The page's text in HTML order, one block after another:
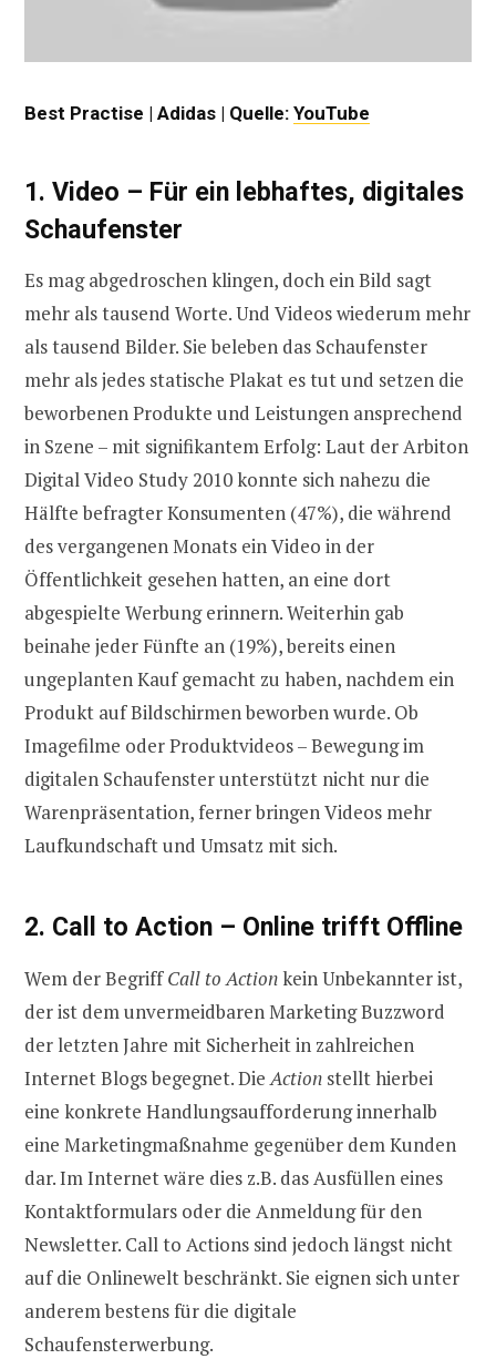
Best Practise | Adidas | Quelle: YouTube
1. Video – Für ein lebhaftes, digitales
Schaufenster
Es mag abgedroschen klingen, doch ein Bild sagt
mehr als tausend Worte. Und Videos wiederum mehr
als tausend Bilder. Sie beleben das Schaufenster
mehr als jedes statische Plakat es tut und setzen die
beworbenen Produkte und Leistungen ansprechend
in Szene – mit signifikantem Erfolg: Laut der Arbiton
Digital Video Study 2010 konnte sich nahezu die
Hälfte befragter Konsumenten (47%), die während
des vergangenen Monats ein Video in der
Öffentlichkeit gesehen hatten, an eine dort
abgespielte Werbung erinnern. Weiterhin gab
beinahe jeder Fünfte an (19%), bereits einen
ungeplanten Kauf gemacht zu haben, nachdem ein
Produkt auf Bildschirmen beworben wurde. Ob
Imagefilme oder Produktvideos – Bewegung im
digitalen Schaufenster unterstützt nicht nur die
Warenpräsentation, ferner bringen Videos mehr
Laufkundschaft und Umsatz mit sich.
2. Call to Action – Online trifft Offline
Wem der BegriffCall to Actionkein Unbekannter ist,
der ist dem unvermeidbaren Marketing Buzzword
der letzten Jahre mit Sicherheit in zahlreichen
Internet Blogs begegnet. DieAction stellt hierbei
eine konkrete Handlungsaufforderung innerhalb
eine Marketingmaßnahme gegenüber dem Kunden
dar. Im Internet wäre dies z.B. das Ausfüllen eines
Kontaktformulars oder die Anmeldung für den
Newsletter. Call to Actions sind jedoch längst nicht
auf die Onlinewelt beschränkt. Sie eignen sich unter
anderem bestens für die digitale
Schaufensterwerbung.